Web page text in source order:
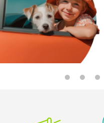
Produkcyjna